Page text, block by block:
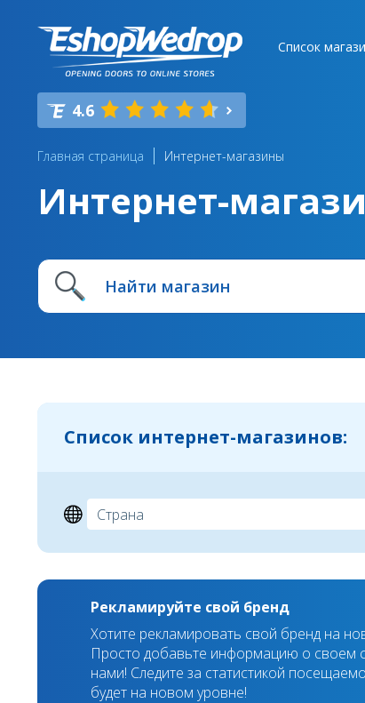
Список
4.6
Главная страница Интернет-магазины
Интернет-
Список интернет-магазинов:
Рекламируйте свой бренд
Хотите рекламировать свой бренд на
Просто добавьте информацию о своем
нами! Следите за статистикой
будет на новом уровне!